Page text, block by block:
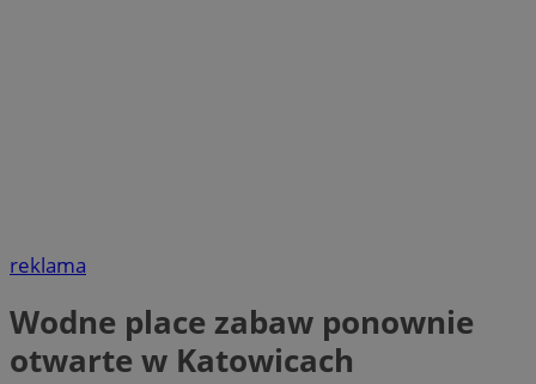
reklama
Wodne place zabaw ponownie
otwarte w Katowicach